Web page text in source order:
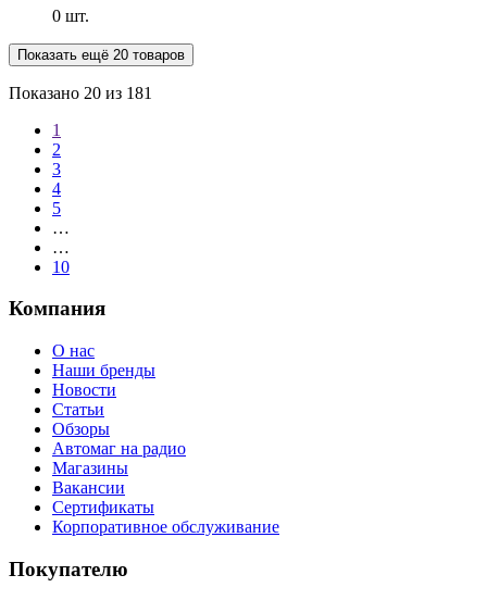
0 шт.
Показать ещё 20 товаров
Показано 20 из 181
1
2
3
4
5
…
…
10
Компания
О нас
Наши бренды
Новости
Статьи
Обзоры
Автомаг на радио
Магазины
Вакансии
Сертификаты
Корпоративное обслуживание
Покупателю